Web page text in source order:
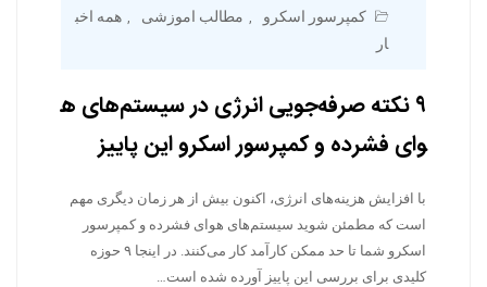
کمپرسور اسکرو
, مطالب اموزشی , همه اخب
ار
۹ نکته صرفه‌جویی انرژی در سیستم‌های ه
وای فشرده و کمپرسور اسکرو این پاییز
با افزایش هزینه‌های انرژی، اکنون بیش از هر زمان دیگری مهم
است که مطمئن شوید سیستم‌های هوای فشرده و کمپرسور
اسکرو شما تا حد ممکن کارآمد کار می‌کنند. در اینجا ۹ حوزه
کلیدی برای بررسی این پاییز آورده شده است…